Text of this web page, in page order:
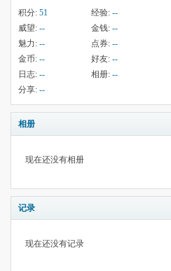
积分: 51 经验: --
威望: -- 金钱: --
魅力: -- 点券: --
金币: -- 好友: --
日志: -- 相册: --
分享: --
相册
现在还没有相册
记录
现在还没有记录